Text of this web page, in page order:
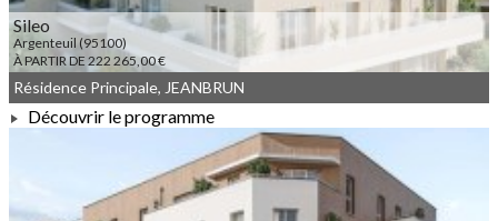
Sileo
Argenteuil (95100)
À PARTIR DE 222 265,00 €
À PARTIR DE 222 265,00 €
Résidence Principale, JEANBRUN
Découvrir le programme